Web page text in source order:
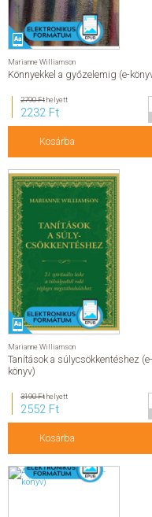
Marianne Williamson
Könnyekkel a győzelemig (e-
2790 Fthelyett
2232 Ft
Kosárba
Marianne Williamson
Tanítások a súlycsökkentéshez (e-
könyv)
3190 Fthelyett
2552 Ft
Kosárba